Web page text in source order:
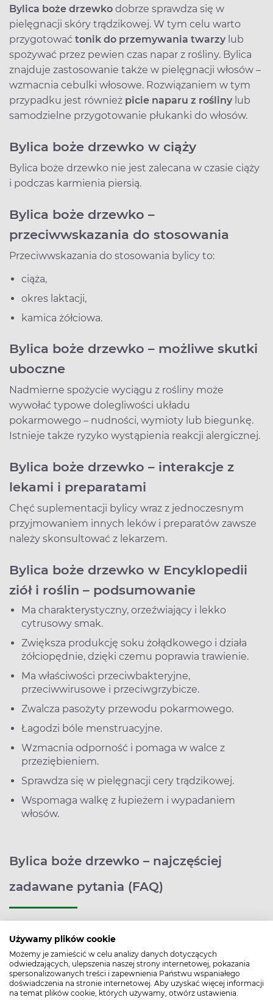
Używamy plików cookie
Możemy je zamieścić w celu analizy danych dotyczących
odwiedzających, ulepszenia naszej strony internetowej, pokazania
spersonalizowanych treści i zapewnienia Państwu wspaniałego
doświadczenia na stronie internetowej. Aby uzyskać więcej informacji
na temat plików cookie, których używamy, otwórz ustawienia.
Bylica boże drzewko dobrze sprawdza się w
pielęgnacji skóry trądzikowej. W tym celu warto
przygotować tonik do przemywania twarzy lub
spożywać przez pewien czas napar z rośliny. Bylica
znajduje zastosowanie także w pielęgnacji włosów –
wzmacnia cebulki włosowe. Rozwiązaniem w tym
przypadku jest również picie naparu z rośliny lub
samodzielne przygotowanie płukanki do włosów.
Bylica boże drzewko w ciąży
Bylica boże drzewko nie jest zalecana w czasie ciąży
i podczas karmienia piersią.
Bylica boże drzewko –
przeciwwskazania do stosowania
Przeciwwskazania do stosowania bylicy to:
ciąża,
okres laktacji,
kamica żółciowa.
Bylica boże drzewko – możliwe skutki
uboczne
Nadmierne spożycie wyciągu z rośliny może
wywołać typowe dolegliwości układu
pokarmowego – nudności, wymioty lub biegunkę.
Istnieje także ryzyko wystąpienia reakcji alergicznej.
Bylica boże drzewko – interakcje z
lekami i preparatami
Chęć suplementacji bylicy wraz z jednoczesnym
przyjmowaniem innych leków i preparatów zawsze
należy skonsultować z lekarzem.
Bylica boże drzewko w Encyklopedii
ziół i roślin – podsumowanie
Ma charakterystyczny, orzeźwiający i lekko
cytrusowy smak.
Zwiększa produkcję soku żołądkowego i działa
żółciopędnie, dzięki czemu poprawia trawienie.
Ma właściwości przeciwbakteryjne,
przeciwwirusowe i przeciwgrzybicze.
Zwalcza pasożyty przewodu pokarmowego.
Łagodzi bóle menstruacyjne.
Wzmacnia odporność i pomaga w walce z
przeziębieniem.
Sprawdza się w pielęgnacji cery trądzikowej.
Wspomaga walkę z łupieżem i wypadaniem
włosów.
Bylica boże drzewko – najczęściej
zadawane pytania (FAQ)
1
Czy świeże i suszone ziele bylicy
bożego drzewka ma takie samo
zastosowanie?